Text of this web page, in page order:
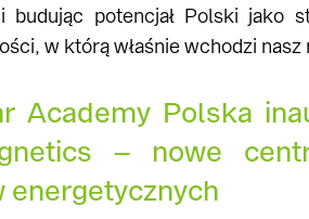
i budując potencjał Polski jako
w którą właśnie wchodzi nasz
Academy Polska
– nowe
energetycznych